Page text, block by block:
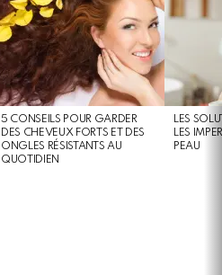
5 CONSEILS POUR GARDER
DES CHEVEUX FORTS ET DES
ONGLES RÉSISTANTS AU
QUOTIDIEN
LES
LES
PEAU